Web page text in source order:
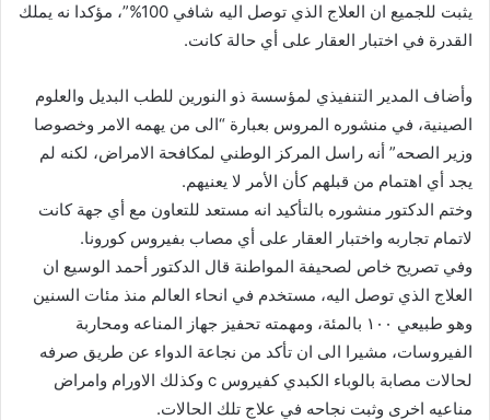
يثبت للجميع ان العلاج الذي توصل اليه شافي 100%”، مؤكدا نه يملك
القدرة في اختبار العقار على أي حالة كانت.
وأضاف المدير التنفيذي لمؤسسة ذو النورين للطب البديل والعلوم
الصينية، في منشوره المروس بعبارة “الى من يهمه الامر وخصوصا
وزير الصحه” أنه راسل المركز الوطني لمكافحة الامراض، لكنه لم
يجد أي اهتمام من قبلهم كأن الأمر لا يعنيهم.
وختم الدكتور منشوره بالتأكيد انه مستعد للتعاون مع أي جهة كانت
لاتمام تجاربه واختبار العقار على أي مصاب بفيروس كورونا.
وفي تصريح خاص لصحيفة المواطنة قال الدكتور أحمد الوسيع ان
العلاج الذي توصل اليه، مستخدم في انحاء العالم منذ مئات السنين
وهو طبيعي ١٠٠ بالمئة، ومهمته تحفيز جهاز المناعه ومحاربة
الفيروسات، مشيرا الى ان تأكد من نجاعة الدواء عن طريق صرفه
لحالات مصابة بالوباء الكبدي كفيروس c وكذلك الاورام وامراض
مناعيه اخرى وثبت نجاحه في علاج تلك الحالات.